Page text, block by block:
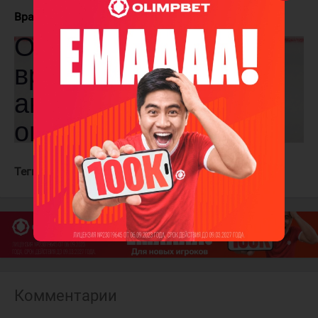
Вратари: Данск - Федотов
Теги: Спартак ЦСКА
Комментарии